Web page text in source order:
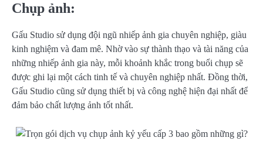
Chụp ảnh:
Gấu Studio sử dụng đội ngũ nhiếp ảnh gia chuyên nghiệp, giàu
kinh nghiệm và đam mê. Nhờ vào sự thành thạo và tài năng của
những nhiếp ảnh gia này, mỗi khoảnh khắc trong buổi chụp sẽ
được ghi lại một cách tinh tế và chuyên nghiệp nhất. Đồng thời,
Gấu Studio cũng sử dụng thiết bị và công nghệ hiện đại nhất để
đảm bảo chất lượng ảnh tốt nhất.